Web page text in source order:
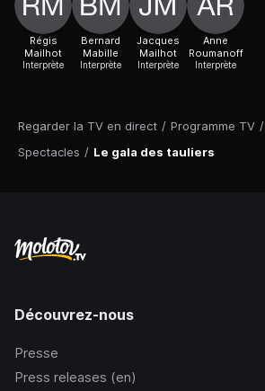
Regarder la TV en direct / Programme TV /
Spectacles / Le gala des tauliers
Régis
Mailhot
Interprète
Bernard
Mabille
Interprète
Jacques
Mailhot
Interprète
Anne
Roumanoff
Interprète
Découvrez-nous
Presse
Press releases (en)